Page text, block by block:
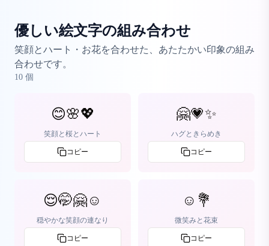
優しい絵文字の組み合わせ
笑顔とハート・お花を合わせた、あたたかい印象の組み
合わせです。
10 個
😊🌸💖
笑顔と桜とハート
コピー
🤗💗✨
ハグときらめき
コピー
😌🤭🤗☺️
穏やかな笑顔の連なり
コピー
☺️💐
微笑みと花束
コピー